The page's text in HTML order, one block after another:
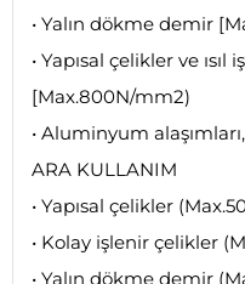
• Yalın dökme demir
• Yapısal çelikler ve
[Max.800N/mm2)
• Aluminyum
ARA KULLANIM
• Yapısal çelikler
• Kolay işlenir çelikler
• Yalın dökme demir